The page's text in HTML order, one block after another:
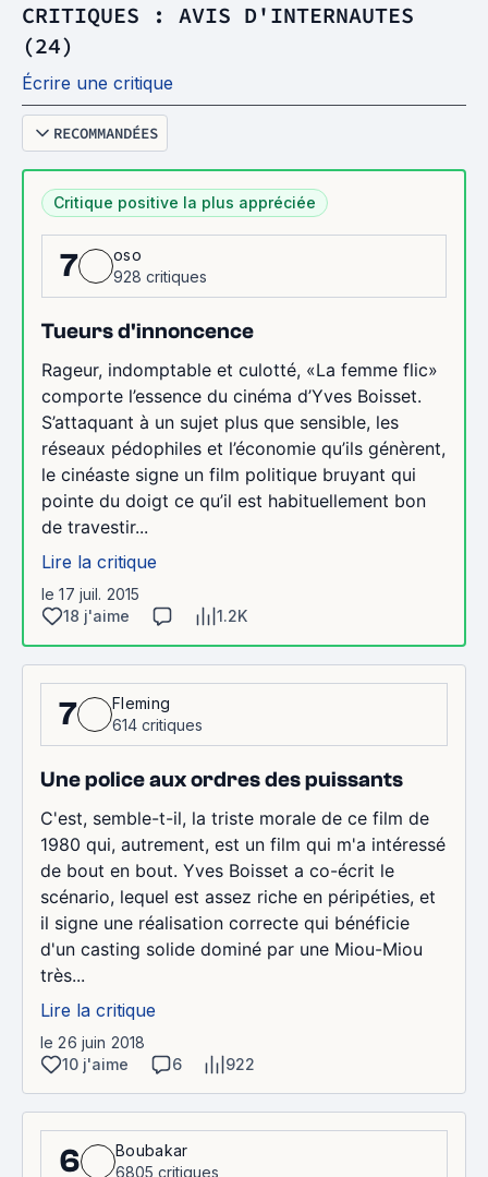
CRITIQUES : AVIS D'INTERNAUTES
(24)
Écrire une critique
RECOMMANDÉES
Critique positive la plus appréciée
7
oso
928 critiques
Tueurs d'innoncence
Rageur, indomptable et culotté, «La femme flic»
comporte l’essence du cinéma d’Yves Boisset.
S’attaquant à un sujet plus que sensible, les
réseaux pédophiles et l’économie qu’ils génèrent,
le cinéaste signe un film politique bruyant qui
pointe du doigt ce qu’il est habituellement bon
de travestir...
Lire la critique
le 17 juil. 2015
18 j'aime
1.2K
7
Fleming
614 critiques
Une police aux ordres des puissants
C'est, semble-t-il, la triste morale de ce film de
1980 qui, autrement, est un film qui m'a intéressé
de bout en bout. Yves Boisset a co-écrit le
scénario, lequel est assez riche en péripéties, et
il signe une réalisation correcte qui bénéficie
d'un casting solide dominé par une Miou-Miou
très...
Lire la critique
le 26 juin 2018
10 j'aime
6 922
6
Boubakar
6805 critiques